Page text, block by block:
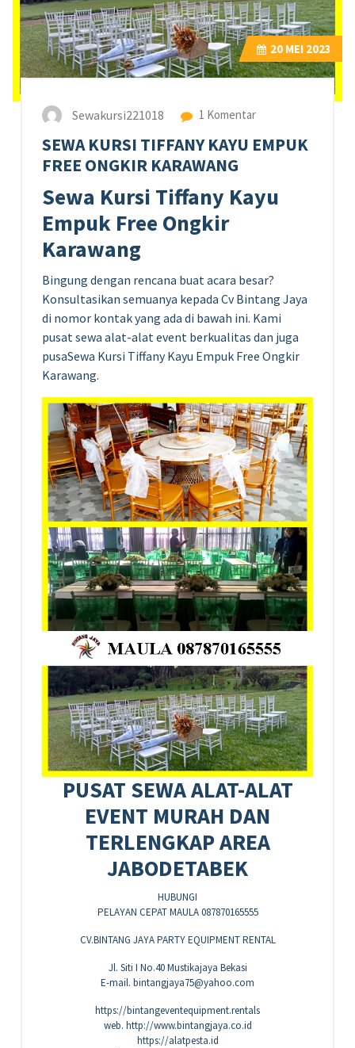
20 MEI 2023
Sewakursi221018 1 Komentar
SEWA KURSI TIFFANY KAYU EMPUK
FREE ONGKIR KARAWANG
Sewa Kursi Tiffany Kayu
Empuk Free Ongkir
Karawang
Bingung dengan rencana buat acara besar?
Konsultasikan semuanya kepada Cv Bintang Jaya
di nomor kontak yang ada di bawah ini. Kami
pusat sewa alat-alat event berkualitas dan juga
pusaSewa Kursi Tiffany Kayu Empuk Free Ongkir
Karawang.
PUSAT SEWA ALAT-ALAT
EVENT MURAH DAN
TERLENGKAP AREA
JABODETABEK
HUBUNGI
PELAYAN CEPAT MAULA 087870165555
CV.BINTANG JAYA PARTY EQUIPMENT RENTAL
Jl. Siti I No.40 Mustikajaya Bekasi
E-mail. bintangjaya75@yahoo.com
https://bintangeventequipment.rentals
web. http://www.bintangjaya.co.id
https://alatpesta.id